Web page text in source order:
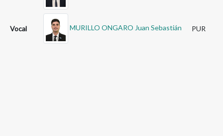
Vocal MURILLO ONGARO Juan Sebastián PUR